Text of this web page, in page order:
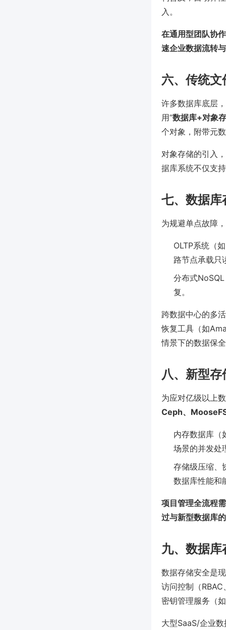
入。
在通用型团队协
速企业数据流转
六、传统
许多数据库底层
用“数据库+对象
个对象，附带元
对象存储的引入
据库系统不仅支
七、数据库
为规避单点故障
OLTP系统（
路节点承载只
分布式
复。
跨数据中心的多
恢复工具（如
情景下的数据保
八、新型
为应对亿级以上
Ceph、
内存数据库（
场景的并发处
存储级压缩、
数据库性能和
项目管理全流程
过与新型数据库
九、数据
数据存储安全是
访问控制（
密钥管理服务（
大型SaaS/企业